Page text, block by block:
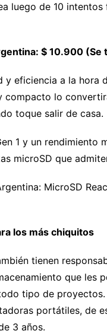
luego de 10
$ 10.900 (Se
y eficiencia a la hora
compacto lo
toque salir de casa.
1 y un
microSD que
MicroSD
los más chiquitos
tienen
que les
tipo de
portátiles, de
3 años.